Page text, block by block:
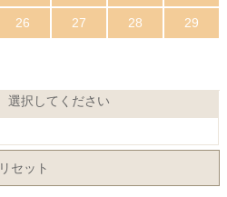
26 27 28 29
選択してください
リセット